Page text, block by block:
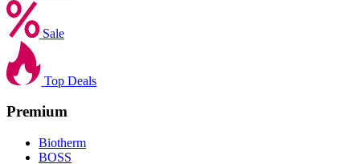
Sale
Top Deals
Premium
Biotherm
BOSS